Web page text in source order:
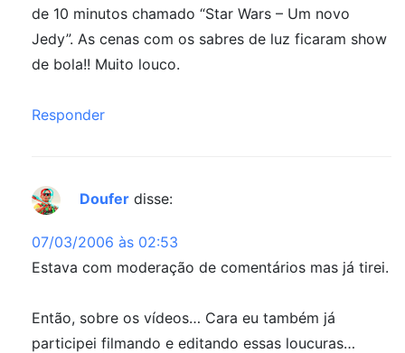
de 10 minutos chamado “Star Wars – Um novo
Jedy”. As cenas com os sabres de luz ficaram show
de bola!! Muito louco.
Responder
Doufer disse:
07/03/2006 às 02:53
Estava com moderação de comentários mas já tirei.
Então, sobre os vídeos… Cara eu também já
participei filmando e editando essas loucuras…